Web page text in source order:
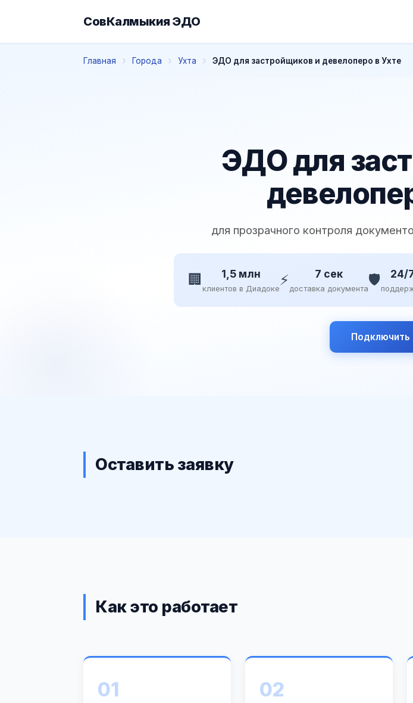
СовКалмыкия ЭДО
Главная Города Ухта ЭДО для застройщиков и девелоперо в Ухте
ЭДО для
для прозрачного контроля
🏢 1,5 млн
клиентов в Диадоке⚡ 7 сек
доставка документа🛡️ 24/
Оставить заявку
Как это работает
01 02